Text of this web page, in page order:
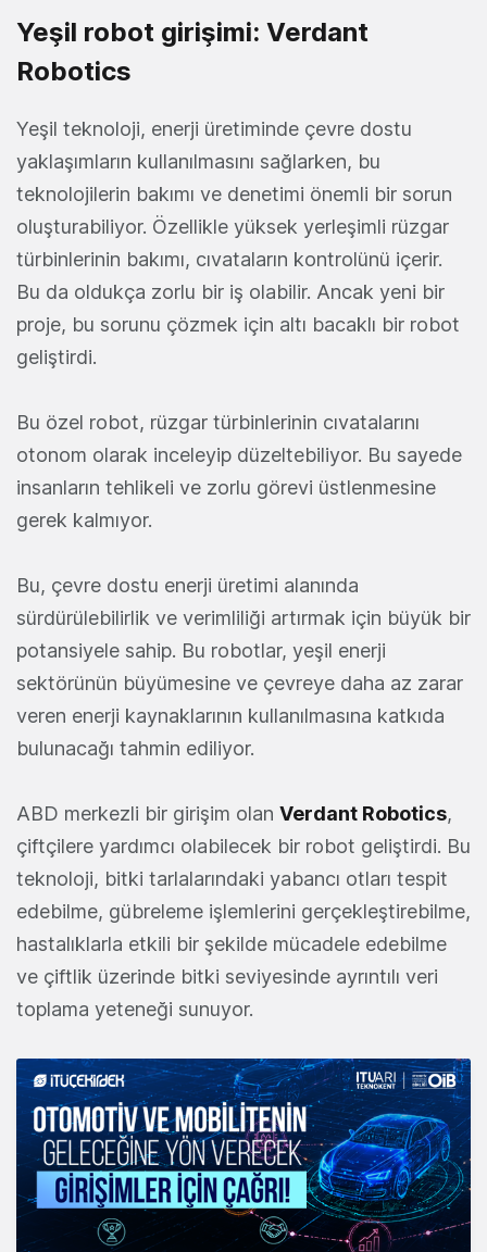
Yeşil robot girişimi: Verdant
Robotics
Yeşil teknoloji, enerji üretiminde çevre dostu
yaklaşımların kullanılmasını sağlarken, bu
teknolojilerin bakımı ve denetimi önemli bir sorun
oluşturabiliyor. Özellikle yüksek yerleşimli rüzgar
türbinlerinin bakımı, cıvataların kontrolünü içerir.
Bu da oldukça zorlu bir iş olabilir. Ancak yeni bir
proje, bu sorunu çözmek için altı bacaklı bir robot
geliştirdi.
Bu özel robot, rüzgar türbinlerinin cıvatalarını
otonom olarak inceleyip düzeltebiliyor. Bu sayede
insanların tehlikeli ve zorlu görevi üstlenmesine
gerek kalmıyor.
Bu, çevre dostu enerji üretimi alanında
sürdürülebilirlik ve verimliliği artırmak için büyük bir
potansiyele sahip. Bu robotlar, yeşil enerji
sektörünün büyümesine ve çevreye daha az zarar
veren enerji kaynaklarının kullanılmasına katkıda
bulunacağı tahmin ediliyor.
ABD merkezli bir girişim olan Verdant Robotics,
çiftçilere yardımcı olabilecek bir robot geliştirdi. Bu
teknoloji, bitki tarlalarındaki yabancı otları tespit
edebilme, gübreleme işlemlerini gerçekleştirebilme,
hastalıklarla etkili bir şekilde mücadele edebilme
ve çiftlik üzerinde bitki seviyesinde ayrıntılı veri
toplama yeteneği sunuyor.